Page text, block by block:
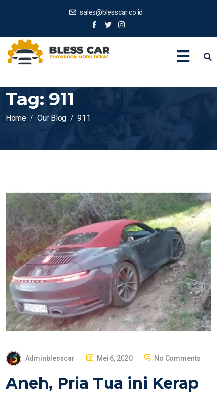
sales@blesscar.co.id
Tag: 911
Home Our Blog 911
Adminblesscar
P
S
Mei 6, 2020 No Comments
Aneh, Pria Tua ini Kerap